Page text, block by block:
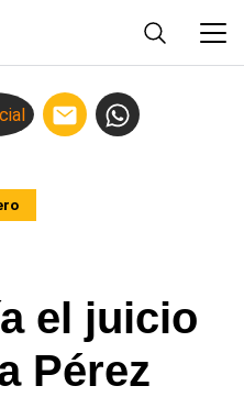
el juicio
Pérez